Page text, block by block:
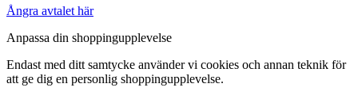
Ångra avtalet här
Anpassa din shoppingupplevelse
Endast med ditt samtycke använder vi cookies och annan teknik för
att ge dig en personlig shoppingupplevelse.